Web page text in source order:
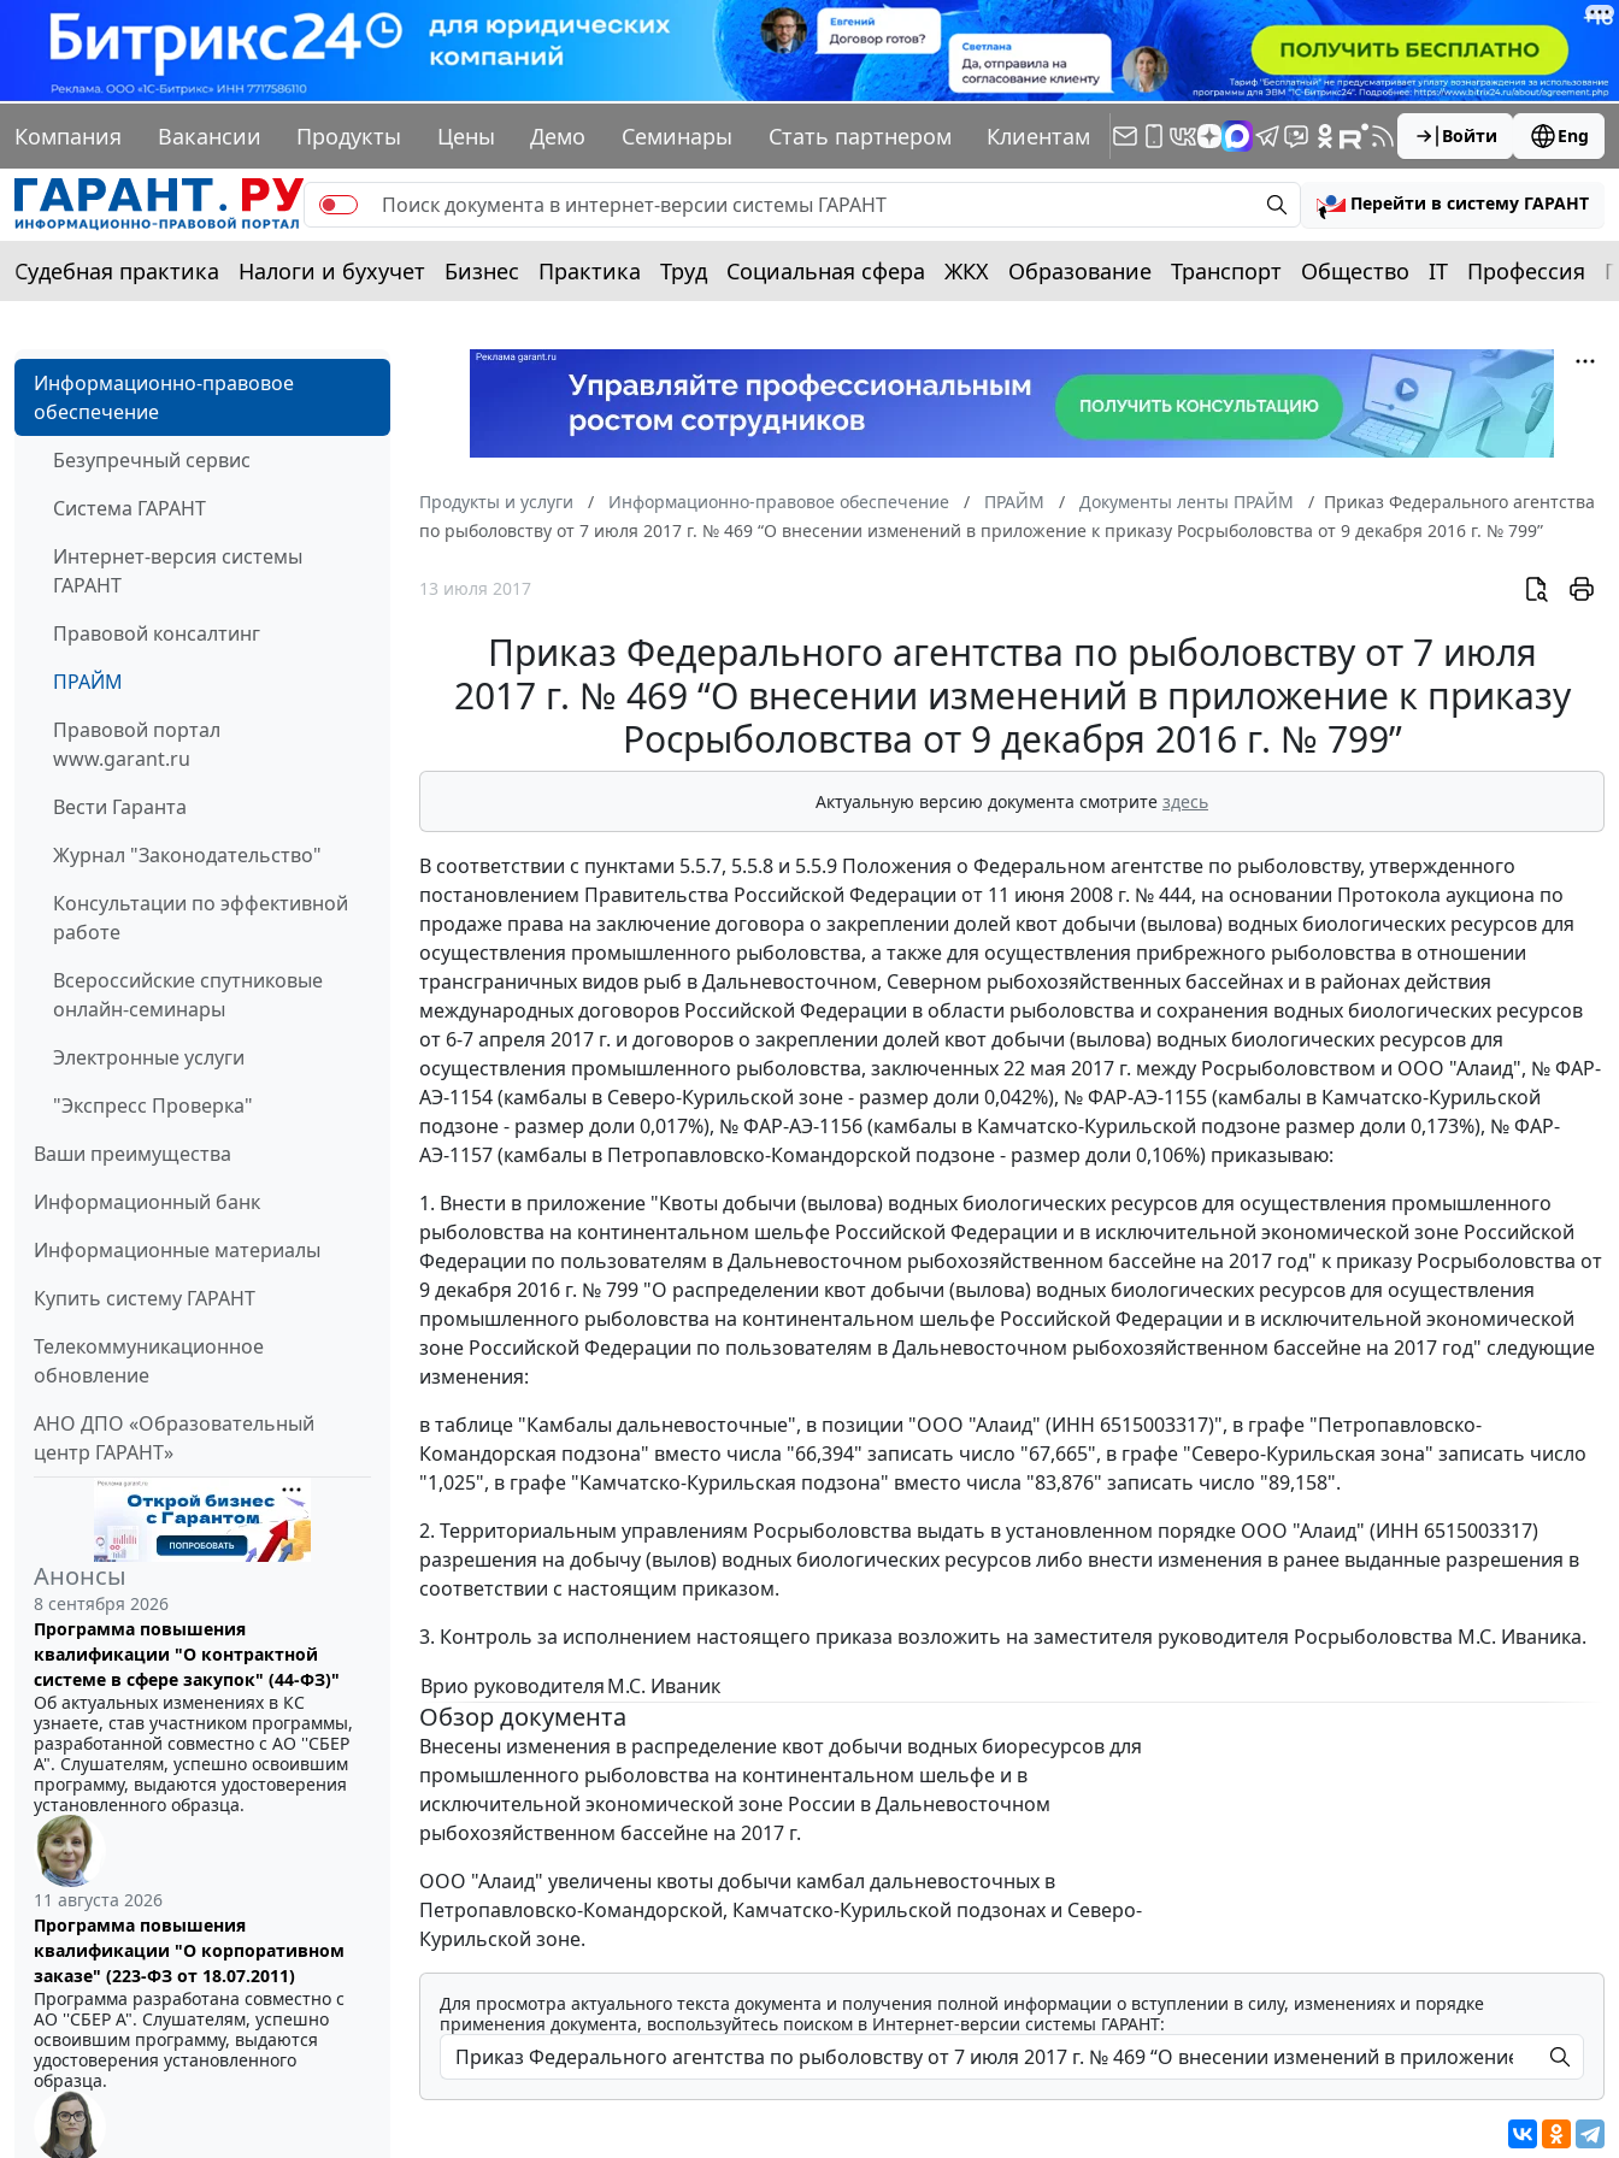
Компания Вакансии Продукты Цены Демо Семинары Стать партнером Клиентам Войти Eng
Перейти в систему ГАРАНТ
Судебная практика Налоги и бухучет Бизнес Практика Труд Социальная сфера ЖКХ Образование Транспорт Общество IT Профессия
Информационно-правовое
обеспечение
Безупречный сервис
Система ГАРАНТ
Интернет-версия системы
ГАРАНТ
Правовой консалтинг
ПРАЙМ
Правовой портал
www.garant.ru
Вести Гаранта
Журнал "Законодательство"
Консультации по эффективной
работе
Всероссийские спутниковые
онлайн-семинары
Электронные услуги
"Экспресс Проверка"
Ваши преимущества
Информационный банк
Информационные материалы
Купить систему ГАРАНТ
Телекоммуникационное
обновление
АНО ДПО «Образовательный
центр ГАРАНТ»
Анонсы
8 сентября 2026
Программа повышения
квалификации "О контрактной
системе в сфере закупок" (44-ФЗ)"
Об актуальных изменениях в КС
узнаете, став участником программы,
разработанной совместно с АО ''СБЕР
А". Слушателям, успешно освоившим
программу, выдаются удостоверения
установленного образца.
11 августа 2026
Программа повышения
квалификации "О корпоративном
заказе" (223-ФЗ от 18.07.2011)
Программа разработана совместно с
АО ''СБЕР А". Слушателям, успешно
освоившим программу, выдаются
удостоверения установленного
образца.
Продукты и услуги Информационно-правовое обеспечение ПРАЙМ Документы ленты ПРАЙМ
Приказ Федерального агентства
по рыболовству от 7 июля 2017 г. № 469 “О внесении изменений в приложение к приказу Росрыболовства от 9 декабря 2016 г. № 799”
13 июля 2017
Приказ Федерального агентства по рыболовству от 7 июля
2017 г. № 469 “О внесении изменений в приложение к приказу
Росрыболовства от 9 декабря 2016 г. № 799”
Актуальную версию документа смотрите здесь
В соответствии с пунктами 5.5.7, 5.5.8 и 5.5.9 Положения о Федеральном агентстве по рыболовству, утвержденного
постановлением Правительства Российской Федерации от 11 июня 2008 г. № 444, на основании Протокола аукциона по
продаже права на заключение договора о закреплении долей квот добычи (вылова) водных биологических ресурсов для
осуществления промышленного рыболовства, а также для осуществления прибрежного рыболовства в отношении
трансграничных видов рыб в Дальневосточном, Северном рыбохозяйственных бассейнах и в районах действия
международных договоров Российской Федерации в области рыболовства и сохранения водных биологических ресурсов
от 6-7 апреля 2017 г. и договоров о закреплении долей квот добычи (вылова) водных биологических ресурсов для
осуществления промышленного рыболовства, заключенных 22 мая 2017 г. между Росрыболовством и ООО "Алаид", № ФАР-
АЭ-1154 (камбалы в Северо-Курильской зоне - размер доли 0,042%), № ФАР-АЭ-1155 (камбалы в Камчатско-Курильской
подзоне - размер доли 0,017%), № ФАР-АЭ-1156 (камбалы в Камчатско-Курильской подзоне размер доли 0,173%), № ФАР-
АЭ-1157 (камбалы в Петропавловско-Командорской подзоне - размер доли 0,106%) приказываю:
1. Внести в приложение "Квоты добычи (вылова) водных биологических ресурсов для осуществления промышленного
рыболовства на континентальном шельфе Российской Федерации и в исключительной экономической зоне Российской
Федерации по пользователям в Дальневосточном рыбохозяйственном бассейне на 2017 год" к приказу Росрыболовства от
9 декабря 2016 г. № 799 "О распределении квот добычи (вылова) водных биологических ресурсов для осуществления
промышленного рыболовства на континентальном шельфе Российской Федерации и в исключительной экономической
зоне Российской Федерации по пользователям в Дальневосточном рыбохозяйственном бассейне на 2017 год" следующие
изменения:
в таблице "Камбалы дальневосточные", в позиции "ООО "Алаид" (ИНН 6515003317)", в графе "Петропавловско-
Командорская подзона" вместо числа "66,394" записать число "67,665", в графе "Северо-Курильская зона" записать число
"1,025", в графе "Камчатско-Курильская подзона" вместо числа "83,876" записать число "89,158".
2. Территориальным управлениям Росрыболовства выдать в установленном порядке ООО "Алаид" (ИНН 6515003317)
разрешения на добычу (вылов) водных биологических ресурсов либо внести изменения в ранее выданные разрешения в
соответствии с настоящим приказом.
3. Контроль за исполнением настоящего приказа возложить на заместителя руководителя Росрыболовства М.С. Иваника.
Врио руководителяМ.С. Иваник
Обзор документа
Внесены изменения в распределение квот добычи водных биоресурсов для
промышленного рыболовства на континентальном шельфе и в
исключительной экономической зоне России в Дальневосточном
рыбохозяйственном бассейне на 2017 г.
ООО "Алаид" увеличены квоты добычи камбал дальневосточных в
Петропавловско-Командорской, Камчатско-Курильской подзонах и Северо-
Курильской зоне.
Для просмотра актуального текста документа и получения полной информации о вступлении в силу, изменениях и порядке
применения документа, воспользуйтесь поиском в Интернет-версии системы ГАРАНТ: